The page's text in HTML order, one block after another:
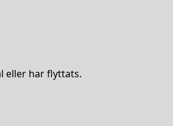
eller har flyttats.